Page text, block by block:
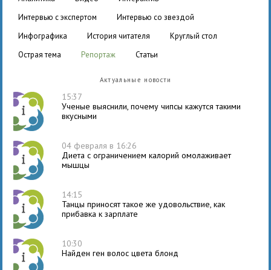
интервью с экспертом
интервью со звездой
инфографика
история читателя
круглый стол
острая тема
репортаж статьи
Актуальные новости
15:37
Ученые выяснили, почему чипсы кажутся такими
вкусными
04 февраля в 16:26
Диета с ограничением калорий омолаживает
мышцы
14:15
Танцы приносят такое же удовольствие, как
прибавка к зарплате
10:30
Найден ген волос цвета блонд